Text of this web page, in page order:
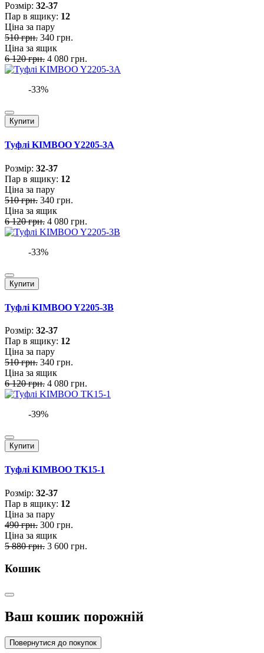
Розмiр: 32-37
Пар в ящику: 12
Ціна за пару
510 грн. 340 грн.
Ціна за ящик
6 120 грн. 4 080 грн.
-33%
Купити
Туфлі KIMBOO Y2205-3A
Розмiр: 32-37
Пар в ящику: 12
Ціна за пару
510 грн. 340 грн.
Ціна за ящик
6 120 грн. 4 080 грн.
-33%
Купити
Туфлі KIMBOO Y2205-3B
Розмiр: 32-37
Пар в ящику: 12
Ціна за пару
510 грн. 340 грн.
Ціна за ящик
6 120 грн. 4 080 грн.
-39%
Купити
Туфлі KIMBOO TK15-1
Розмiр: 32-37
Пар в ящику: 12
Ціна за пару
490 грн. 300 грн.
Ціна за ящик
5 880 грн. 3 600 грн.
Кошик
Ваш кошик порожній
Повернутися до покупок